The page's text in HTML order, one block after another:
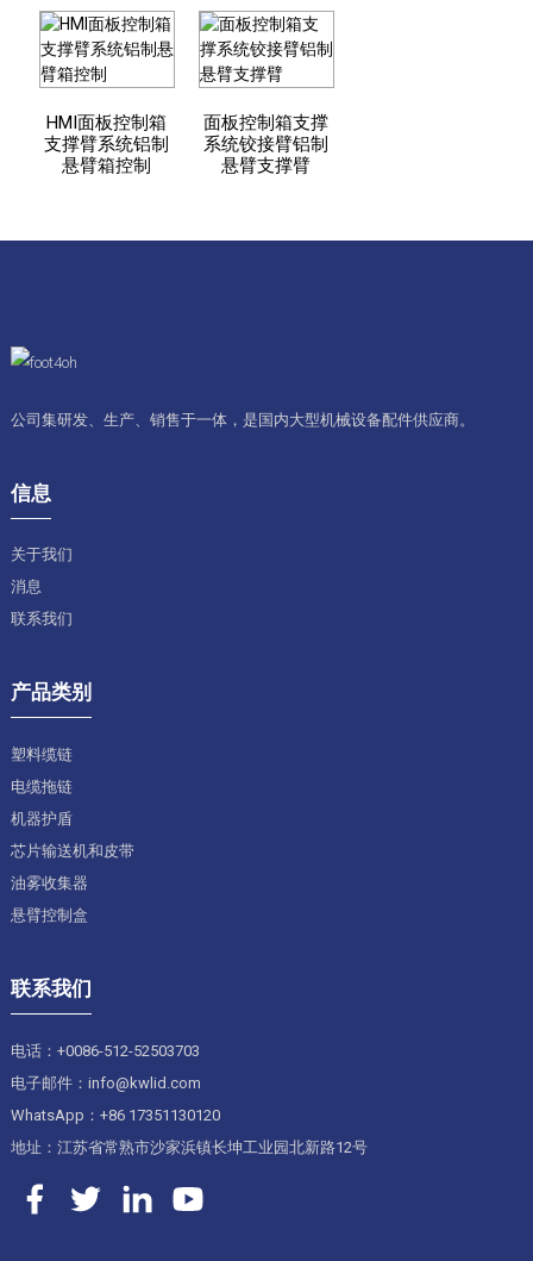
HMI面板控制箱
支撑臂系统铝制
悬臂箱控制
面板控制箱支撑
系统铰接臂铝制
悬臂支撑臂
公司集研发、生产、销售于一体，是国内大型机械设备配件供应商。
信息
关于我们
消息
联系我们
产品类别
塑料缆链
电缆拖链
机器护盾
芯片输送机和皮带
油雾收集器
悬臂控制盒
联系我们
电话：+0086-512-52503703
电子邮件：info@kwlid.com
WhatsApp：+86 17351130120
地址：江苏省常熟市沙家浜镇长坤工业园北新路12号